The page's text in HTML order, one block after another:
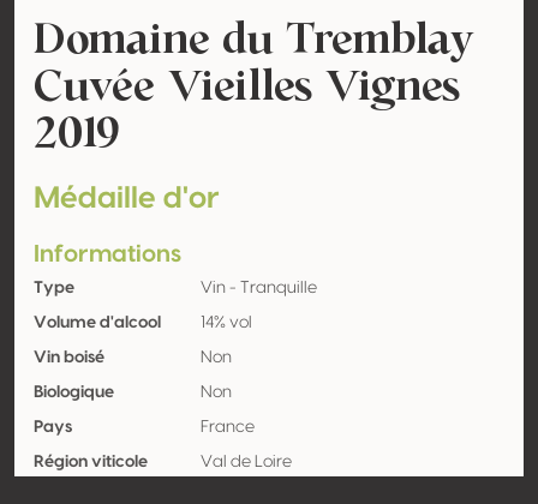
Domaine du Tremblay
Cuvée Vieilles Vignes
2019
Médaille d'or
Informations
Type Vin - Tranquille
Volume d'alcool 14% vol
Vin boisé Non
Biologique Non
Pays France
Région viticole Val de Loire